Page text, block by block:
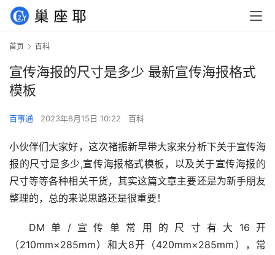
首页 百科
宣传海报的尺寸是多少 最新宣传海报格式
模板
百事通 2023年8月15日 10:22 百科
小伙伴们大家好，这次褚振新早带大家来分析下关于宣传海
报的尺寸是多少,宣传海报格式模板，以及关于宣传海报的
尺寸等等各种相关干货，其实这篇文章主要还是为新手朋友
整理的，总的来说思路还是很重要！
DM单/宣传单常用的尺寸有大16开
（210mm×285mm）和大8开（420mm×285mm），常